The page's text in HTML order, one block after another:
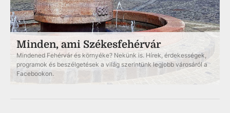
Minden, ami Székesfehérvár
Mindened Fehérvár és környéke? Nekünk is. Hírek, érdekességek,
programok és beszélgetések a világ szerintünk legjobb városáról a
Facebookon.